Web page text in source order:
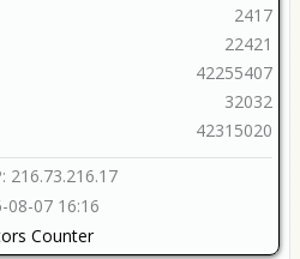
2417
22421
42255407
32032
42315020
216.73.216.17
08-07 16:16
Counter